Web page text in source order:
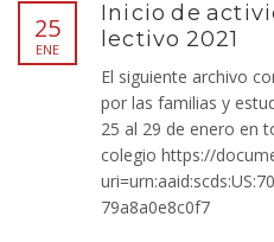
25
ENE
Inicio de
lectivo 2021
El siguiente archivo
por las familias y
25 al 29 de enero en
colegio https://
79a8a0e8c0f7